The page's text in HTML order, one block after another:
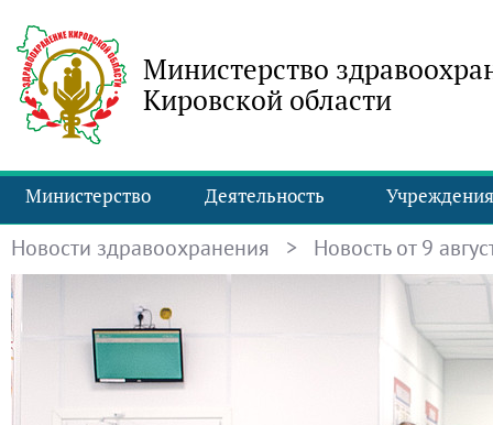
Министерство
Кировской области
Министерство Деятельность Учреждения
Новости здравоохранения > Новость от 9